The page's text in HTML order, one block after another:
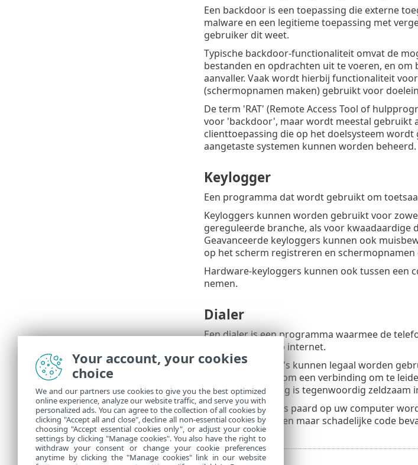
Een backdoor is een toepassing die externe
malware en een legitieme toepassing met
gebruiker dit weet.
Typische backdoor-functionaliteit omvat de
bestanden en opdrachten uit te voeren, en
aanvaller. Vaak wordt hierbij functionaliteit
(schermopnamen maken) gebruikt voor
De term 'RAT' (Remote Access Tool of
voor 'backdoor', maar wordt meestal gebruikt
clienttoepassing die op het doelsysteem
aangetaste systemen kunnen worden beheerd.
Keylogger
Een programma dat wordt gebruikt om
Keyloggers kunnen worden gebruikt voor
gereguleerde branche, als voor kwaadaardige
Geavanceerde keyloggers kunnen ook
op het scherm registreren en
Hardware-keyloggers kunnen ook tussen een
nemen.
Dialer
Een dialer is een programma waarmee de
betaalnummer op internet.
Deze programma's kunnen legaal worden
worden gebruikt om een verbinding om te
Dit type bedreiging is tegenwoordig zeldzaam
Als er een Trojaans paard op uw computer
waarschijnlijk alleen maar schadelijke code
Your account, your cookies
choice
We and our partners use cookies to give you the best optimized
online experience, analyze our website traffic, and serve you with
personalized ads. You can agree to the collection of all cookies by
clicking "Accept all and close", decline all non-essential cookies by
choosing "Accept essential cookies only", or adjust your cookie
settings by clicking "Manage cookies". You also have the right to
withdraw your consent or change your cookie preferences
anytime by clicking the "Manage cookies" link in our website